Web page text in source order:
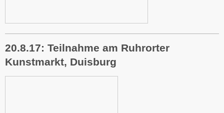
20.8.17: Teilnahme am Ruhrorter
Kunstmarkt, Duisburg